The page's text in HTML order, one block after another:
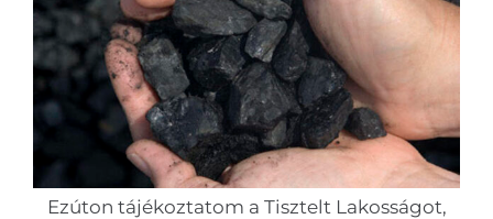
Ezúton tájékoztatom a Tisztelt Lakosságot,